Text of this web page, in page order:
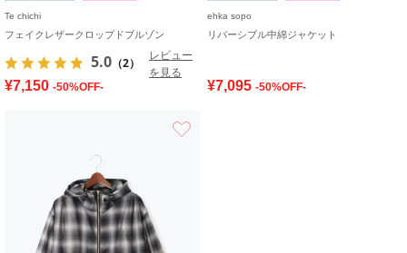
Te chichi
フェイクレザークロップドブルゾン
5.0 （2）
レビュー
を見る
¥7,150 -50%OFF-
ehka sopo
リバーシブル中綿ジャケット
¥7,095 -50%OFF-